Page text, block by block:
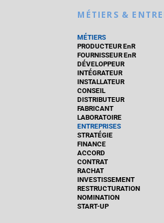
MÉTIERS &
MÉTIERS
PRODUCTEUR EnR
FOURNISSEUR EnR
DÉVELOPPEUR
INTÉGRATEUR
INSTALLATEUR
CONSEIL
DISTRIBUTEUR
FABRICANT
LABORATOIRE
ENTREPRISES
STRATÉGIE
FINANCE
ACCORD
CONTRAT
RACHAT
INVESTISSEMENT
RESTRUCTURATION
NOMINATION
START-UP